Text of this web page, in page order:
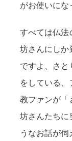
がお使いにな
すべては仏法
坊さんにしか
ですよ、さ
をしている
教ファンが「
坊さんたちに
うなお話が伺